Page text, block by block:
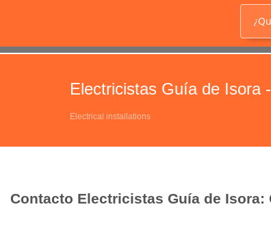
Electricistas Guía de Isora
Electrical installations
Contacto Electricistas Guía de Isora: